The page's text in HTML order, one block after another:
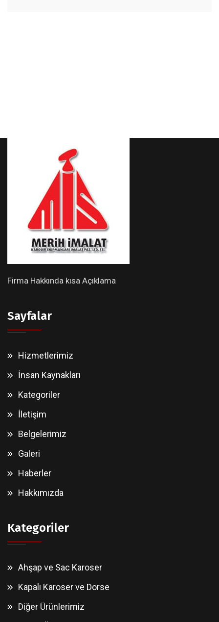
Firma Hakkında kısa Açıklama
Sayfalar
Hizmetlerimiz
İnsan Kaynakları
Kategoriler
İletişim
Belgelerimiz
Galeri
Haberler
Hakkımızda
Kategoriler
Ahşap ve Sac Karoser
Kapalı Karoser ve Dorse
Diğer Ürünlerimiz